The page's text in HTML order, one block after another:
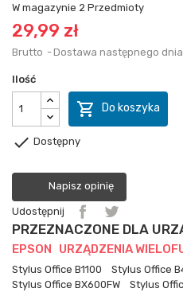
W magazynie 2 Przedmioty
29,99 zł
Brutto Dostawa następnego
Ilość
 Do koszyka
 Dostępny
Napisz opinię
Udostępnij
PRZEZNACZONE DLA
EPSON URZĄDZENIA
Stylus Office B1100 Stylus Office
Stylus Office BX600FW
Stylus